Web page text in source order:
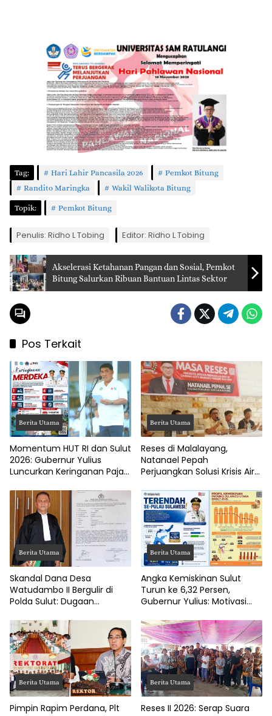
Tag: Hari Lahir Pancasila 2026
Pemkot Bitung
Randito Maringka
Wakil Walikota Bitung
Topik: Pemkot Bitung
Penulis: Ridho L Tobing Editor: Ridho L Tobing
Akselerasi Ketahanan Pangan dan Sosial, Pemkot
Bitung Salurkan Ribuan Bantuan Lintas Sektor
Pos Terkait
Berita Utama
Momentum HUT RI dan Sulut
2026: Gubernur Yulius
Luncurkan Keringanan Pajak
Berita Utama
Reses di Malalayang,
Natanael Pepah
Perjuangkan Solusi Krisis Air
DPRD Manado
Berita Utama
Skandal Dana Desa
Watudambo II Bergulir di
Polda Sulut: Dugaan
Hingga Jalan Tani Rp214
Juta
Berita Utama
Angka Kemiskinan Sulut
Turun ke 6,32 Persen,
Gubernur Yulius: Motivasi
Berita Utama
Pimpin Rapim Perdana, Plt
Berita Utama
Reses II 2026: Serap Suara